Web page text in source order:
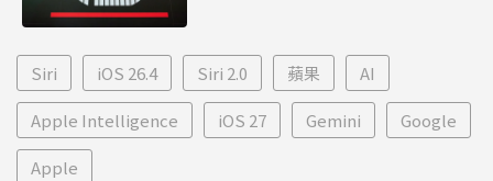
Siri iOS 26.4 Siri 2.0 蘋果 AI
Apple Intelligence iOS 27 Gemini Google
Apple